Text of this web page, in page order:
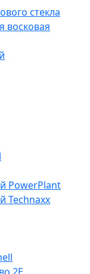
стекла
восковая
PowerPlant
Technaxx